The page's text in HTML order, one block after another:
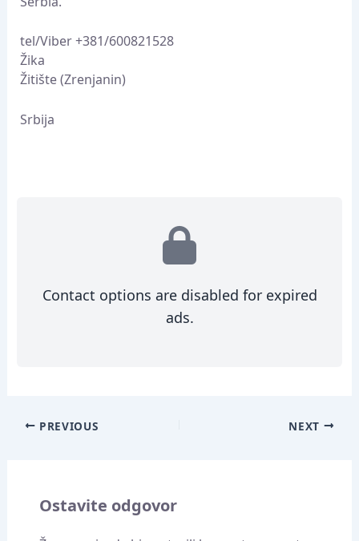
tel/Viber +381/600821528
Žika
Žitište (Zrenjanin)
Srbija
Contact options are disabled for expired
ads.
PREVIOUS NEXT
Ostavite odgovor